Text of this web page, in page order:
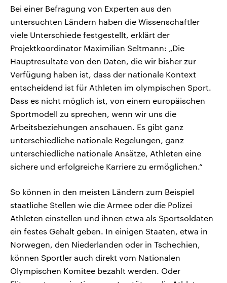
Bei einer Befragung von Experten aus den
untersuchten Ländern haben die Wissenschaftler
viele Unterschiede festgestellt, erklärt der
Projektkoordinator Maximilian Seltmann: „Die
Hauptresultate von den Daten, die wir bisher zur
Verfügung haben ist, dass der nationale Kontext
entscheidend ist für Athleten im olympischen Sport.
Dass es nicht möglich ist, von einem europäischen
Sportmodell zu sprechen, wenn wir uns die
Arbeitsbeziehungen anschauen. Es gibt ganz
unterschiedliche nationale Regelungen, ganz
unterschiedliche nationale Ansätze, Athleten eine
sichere und erfolgreiche Karriere zu ermöglichen.“
So können in den meisten Ländern zum Beispiel
staatliche Stellen wie die Armee oder die Polizei
Athleten einstellen und ihnen etwa als Sportsoldaten
ein festes Gehalt geben. In einigen Staaten, etwa in
Norwegen, den Niederlanden oder in Tschechien,
können Sportler auch direkt vom Nationalen
Olympischen Komitee bezahlt werden. Oder